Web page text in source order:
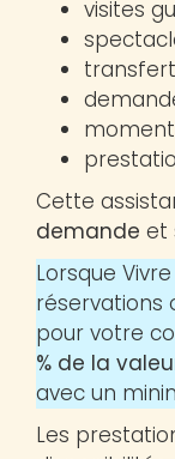
visites
Cette
demande et
Lorsque
réservations
pour votre
% de la
avec un
Les